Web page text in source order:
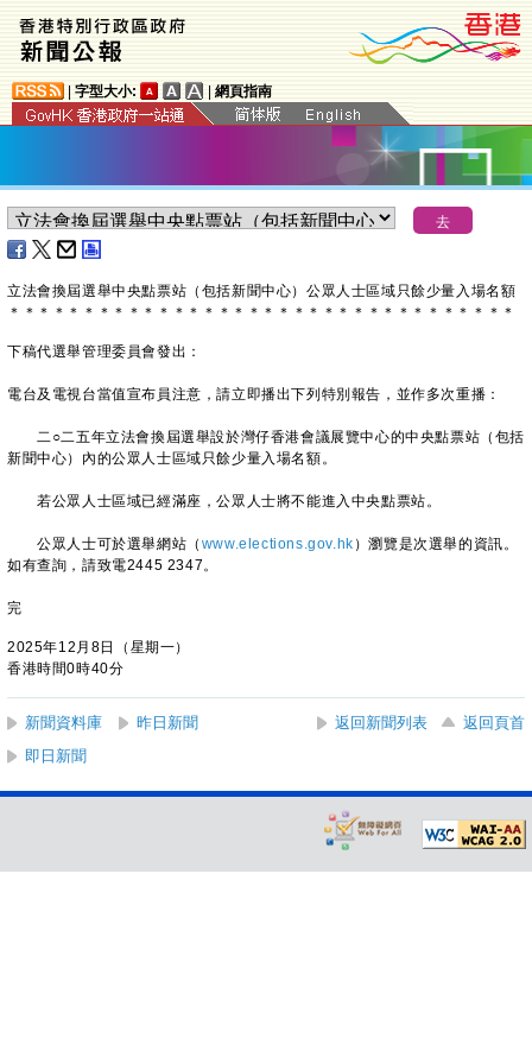
字型大小: 網頁指南
立法會換屆選舉中央點票站（包括新聞中心）公眾人士區域只餘少量入場名額
＊ ＊ ＊ ＊ ＊ ＊ ＊ ＊ ＊ ＊ ＊ ＊ ＊ ＊ ＊ ＊ ＊ ＊ ＊ ＊ ＊ ＊ ＊ ＊ ＊ ＊ ＊ ＊ ＊ ＊ ＊ ＊ ＊ ＊
下稿代選舉管理委員會發出：
電台及電視台當值宣布員注意，請立即播出下列特別報告，並作多次重播：
二○二五年立法會換屆選舉設於灣仔香港會議展覽中心的中央點票站（包括
新聞中心）內的公眾人士區域只餘少量入場名額。
若公眾人士區域已經滿座，公眾人士將不能進入中央點票站。
公眾人士可於選舉網站（ www.elections.gov.hk ）瀏覽是次選舉的資訊。
如有查詢，請致電2445 2347。
完
2025年12月8日（星期一）
香港時間0時40分
新聞資料庫 昨日新聞 返回新聞列表
返回頁首
即日新聞